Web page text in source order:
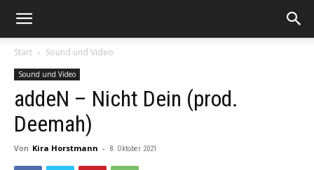
Start Sound und Video
Sound und Video
addeN – Nicht Dein (prod.
Deemah)
Von Kira Horstmann - 8. Oktober 2021